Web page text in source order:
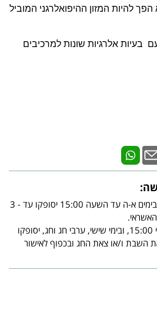
להיות המזון ההיפואלרגני המוביל
בעיות אלרגיות שונות למרכיבים
הזמנות שיתקבלו דרך האתר בימים א-ה עד השעה 15:00 יסופקו עד - 3
הזמנות שיתקבלו בימי ה אחרי 15:00, ובימי שישי, ערבי חג וחג, יסופקו
צאת השבת ו/או צאת החג ובכפוף לאישור